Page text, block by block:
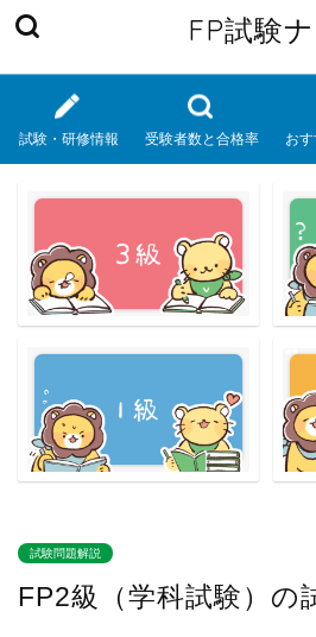
FP試験
試験・研修情報 受験者数と合格率 お
試験問題解説
FP2級（学科試験）の